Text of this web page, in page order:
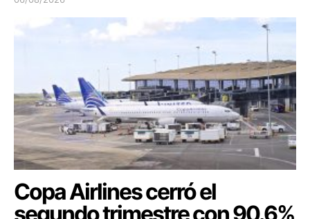
Copa Airlines cerró el
segundo trimestre con 90.6%